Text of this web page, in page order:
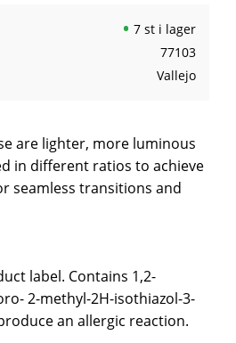
7 st i lager
77103
Vallejo
are lighter, more luminous
in different ratios to achieve
seamless transitions and
label. Contains 1,2-
2-methyl-2H-isothiazol-3-
an allergic reaction.